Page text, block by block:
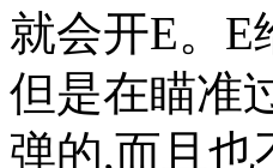
就会开E。
但是在瞄准
弹的,而且也